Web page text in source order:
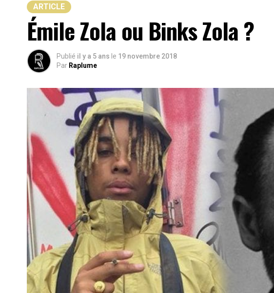
ARTICLE
Émile Zola ou Binks Zola ?
Publié il y a 5 ans le 19 novembre 2018
Par Raplume